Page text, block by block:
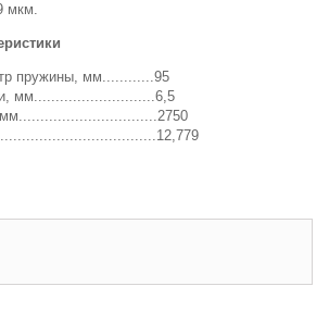
мкм.
пружины, мм............95
мм............................6,5